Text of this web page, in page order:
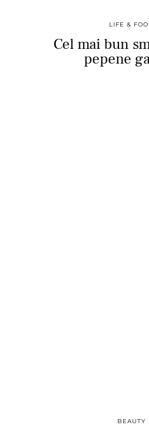
LIFE &
Cel mai bun
pepene
BEAUTY